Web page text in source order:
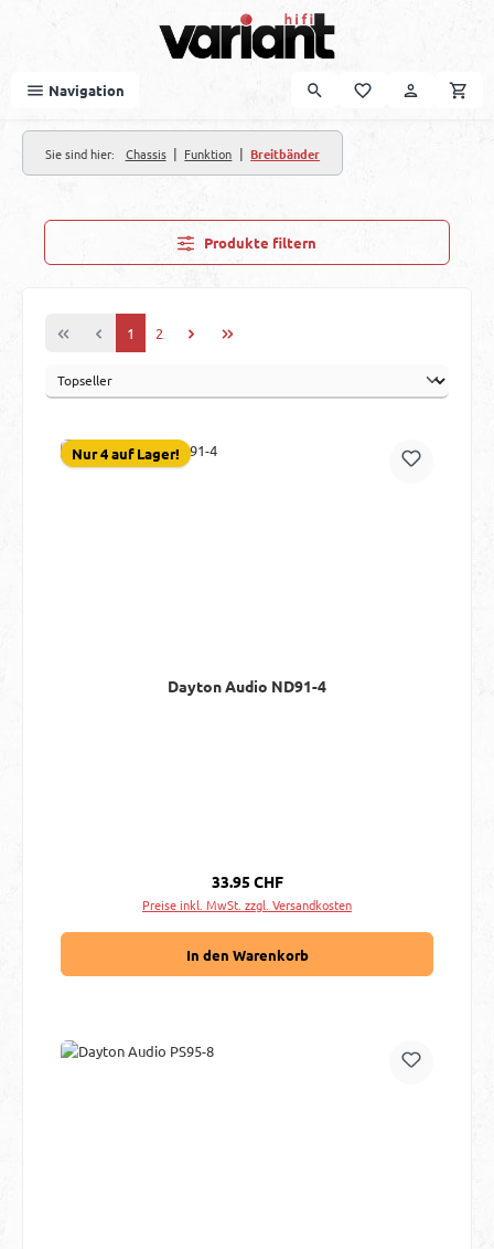
Navigation
Sie sind hier: Chassis | Funktion | Breitbänder
Produkte filtern
Seite
1 Seite
2
Nur 4 auf Lager!
Dayton Audio ND91-4
Regulärer Preis:
33.95 CHF
Preise inkl. MwSt. zzgl. Versandkosten
In den Warenkorb